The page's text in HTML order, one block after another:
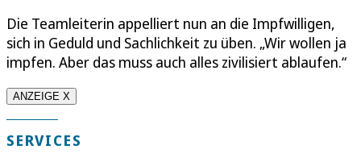
Die Teamleiterin appelliert nun an die Impfwilligen,
sich in Geduld und Sachlichkeit zu üben. „Wir wollen ja
impfen. Aber das muss auch alles zivilisiert ablaufen.“
ANZEIGE X
SERVICES